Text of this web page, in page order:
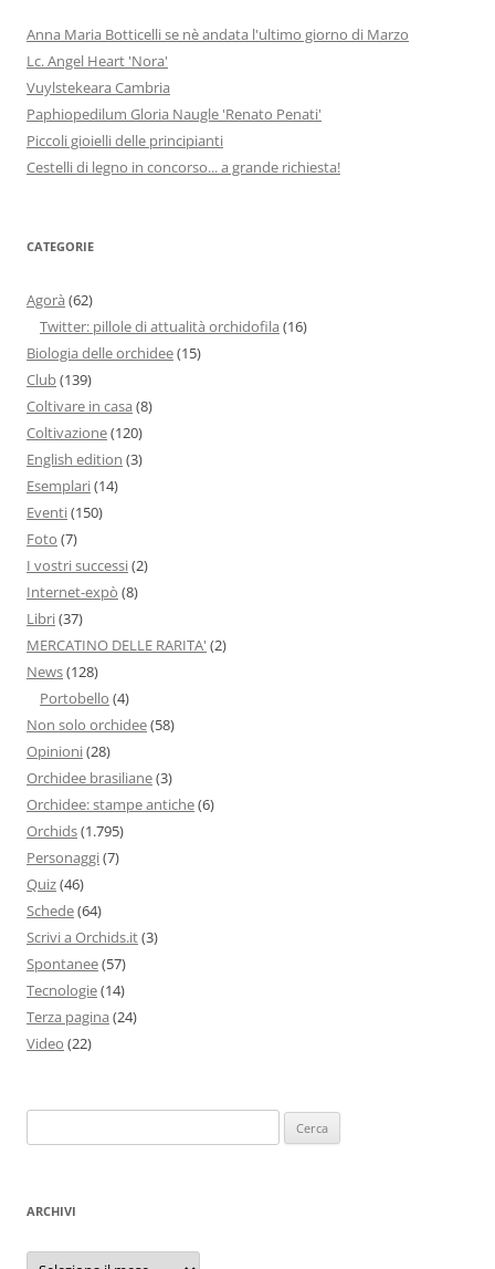
Anna Maria Botticelli se nè andata l'ultimo giorno di Marzo
Lc. Angel Heart 'Nora'
Vuylstekeara Cambria
Paphiopedilum Gloria Naugle 'Renato Penati'
Piccoli gioielli delle principianti
Cestelli di legno in concorso... a grande richiesta!
CATEGORIE
Agorà (62)
Twitter: pillole di attualità orchidofila (16)
Biologia delle orchidee(15)
Club(139)
Coltivare in casa (8)
Coltivazione(120)
English edition (3)
Esemplari(14)
Eventi(150)
Foto (7)
I vostri successi(2)
Internet-expò (8)
Libri(37)
MERCATINO DELLE RARITA' (2)
News(128)
Portobello (4)
Non solo orchidee(58)
Opinioni(28)
Orchidee brasiliane(3)
Orchidee: stampe antiche(6)
Orchids(1.795)
Personaggi(7)
Quiz(46)
Schede(64)
Scrivi a Orchids.it(3)
Spontanee(57)
Tecnologie(14)
Terza pagina (24)
Video (22)
per:
ARCHIVI
Archivi